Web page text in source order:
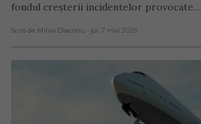
fondul creșterii incidentelor provocate…
Scris de Mihai Diaconu - joi, 7 mai 2026